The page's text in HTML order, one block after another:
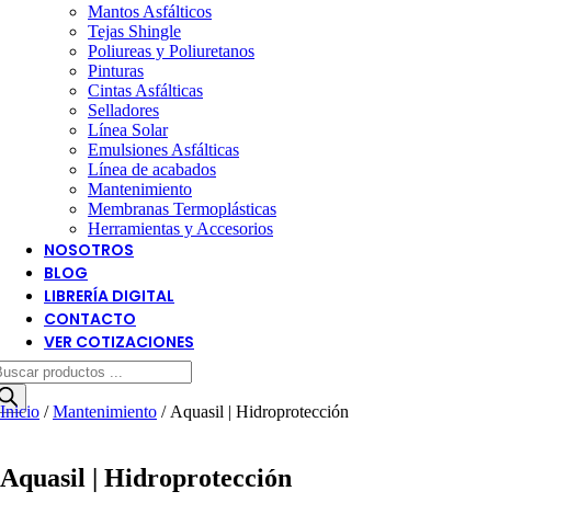
Mantos Asfálticos
Tejas Shingle
Poliureas y Poliuretanos
Pinturas
Cintas Asfálticas
Selladores
Línea Solar
Emulsiones Asfálticas
Línea de acabados
Mantenimiento
Membranas Termoplásticas
Herramientas y Accesorios
NOSOTROS
BLOG
LIBRERÍA DIGITAL
CONTACTO
VER COTIZACIONES
Inicio /Mantenimiento / Aquasil | Hidroprotección
Aquasil | Hidroprotección